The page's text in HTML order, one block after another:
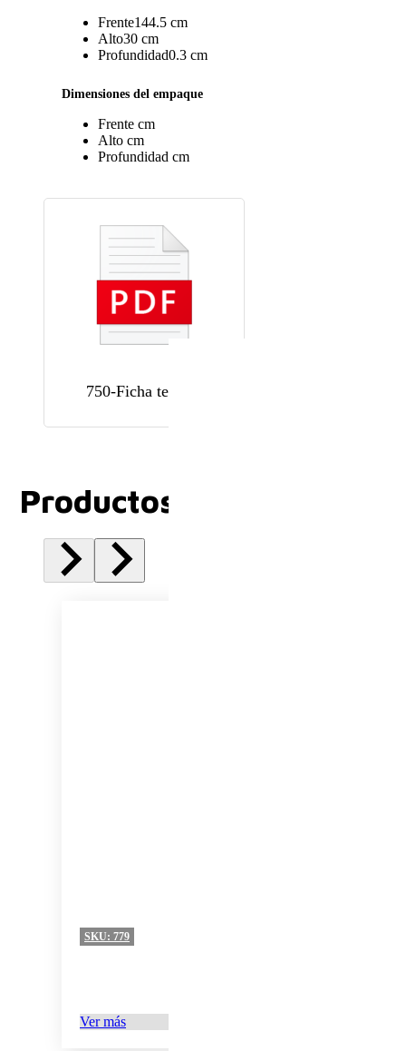
Frente144.5 cm
Alto30 cm
Profundidad0.3 cm
Dimensiones del empaque
Frente cm
Alto cm
Profundidad cm
750-Ficha tecnica
Productos Relacionados
SKU: 779
Ver más